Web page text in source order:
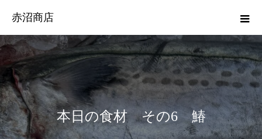
赤沼商店
本日の食材 その6 鰆